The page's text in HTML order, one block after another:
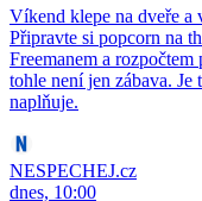
Víkend klepe na dveře a
Připravte si popcorn na
Freemanem a
tohle není jen zábava. Je
naplňuje.
NESPECHEJ.cz
dnes, 10:00